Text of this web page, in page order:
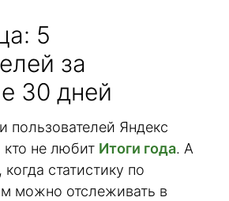
5
за
30 дней
пользователей Яндекс
кто не любит Итоги года. А
статистику по
можно отслеживать в